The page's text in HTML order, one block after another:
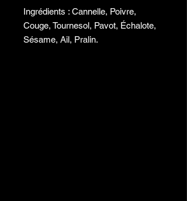
Ingrédients : Cannelle, Poivre,
Couge, Tournesol, Pavot, Échalote,
Sésame, Ail, Pralin.